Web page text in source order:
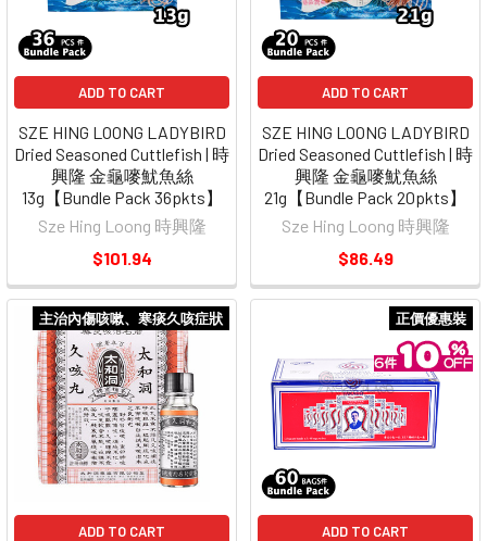
ADD TO CART
SZE HING LOONG LADYBIRD
Dried Seasoned Cuttlefish | 時
興隆 金龜嘜魷魚絲
13g【Bundle Pack 36pkts】
Sze Hing Loong 時興隆
$101.94
ADD TO CART
SZE HING LOONG LADYBIRD
Dried Seasoned Cuttlefish | 時
興隆 金龜嘜魷魚絲
21g【Bundle Pack 20pkts】
Sze Hing Loong 時興隆
$86.49
主治內傷咳嗽、寒痰久咳症狀
ADD TO CART
正價優惠裝
ADD TO CART